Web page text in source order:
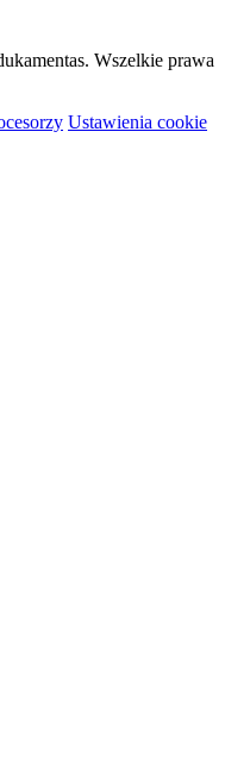
Wszelkie prawa
Ustawienia cookie